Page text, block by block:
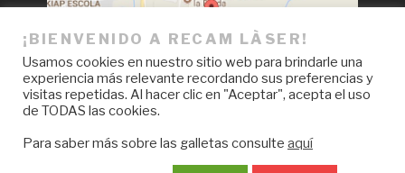
FacebookLinkedInInstagramYouTube
¡BIENVENIDO A RECAM LÀSER!
Usamos cookies en nuestro sitio web para brindarle una
experiencia más relevante recordando sus preferencias y
visitas repetidas. Al hacer clic en "Aceptar", acepta el uso
de TODAS las cookies.
Para saber más sobre las galletas consulte aquí